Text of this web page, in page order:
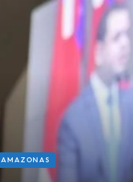
AMAZONAS